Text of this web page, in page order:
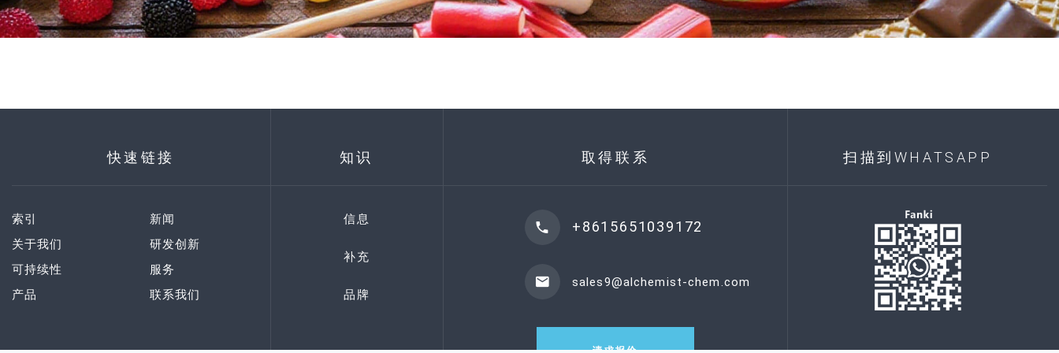
快速链接
索引
关于我们
可持续性
产品
新闻
研发创新
服务
联系我们
知识
信息
补充
品牌
取得联系
+8615651039172
sales9@alchemist-chem.com
请求报价
扫描到WHATSAPP